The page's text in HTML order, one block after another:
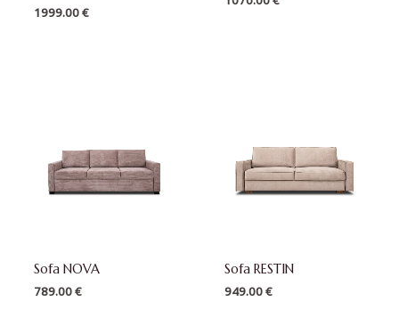
1999.00€
Sofa NOVA
789.00€
Sofa RESTIN
949.00€